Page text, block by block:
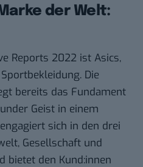
der Welt:
Reports 2022 ist Asics,
Die
bereits das Fundament
Geist in einem
sich in den drei
Gesellschaft und
bietet den Kund:innen